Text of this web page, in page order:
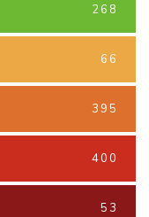
268
66
395
400
53